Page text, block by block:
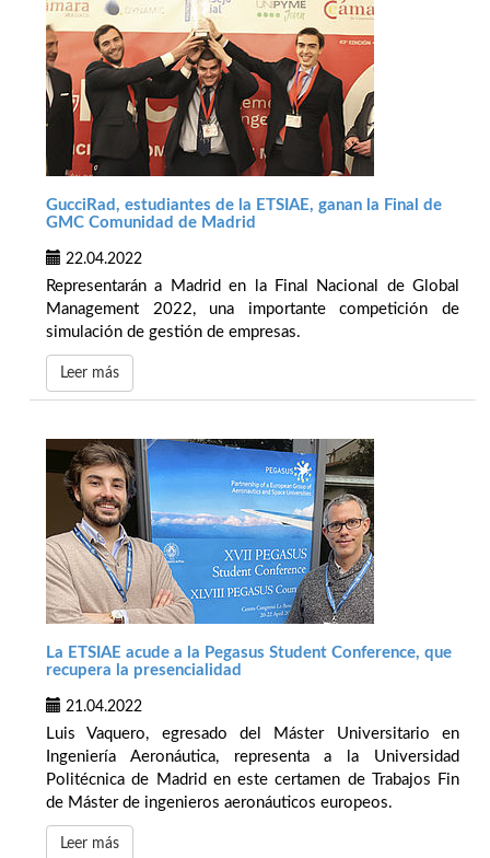
GucciRad, estudiantes de la ETSIAE, ganan la Final de
GMC Comunidad de Madrid
22.04.2022
Representarán a Madrid en la Final Nacional de Global
Management 2022, una importante competición de
simulación de gestión de empresas.
Leer más
La ETSIAE acude a la Pegasus Student Conference, que
recupera la presencialidad
21.04.2022
Luis Vaquero, egresado del Máster Universitario en
Ingeniería Aeronáutica, representa a la Universidad
Politécnica de Madrid en este certamen de Trabajos Fin
de Máster de ingenieros aeronáuticos europeos.
Leer más